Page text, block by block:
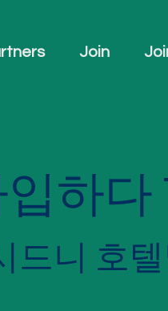
Join
입하다
드니 호텔